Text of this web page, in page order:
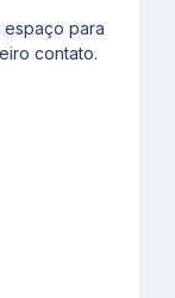
espaço para
contato.